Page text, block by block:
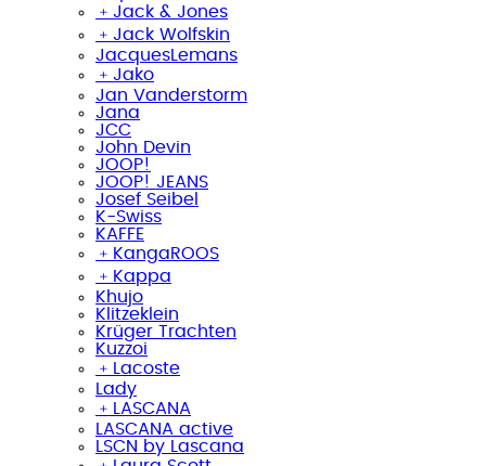
﹢ Jack & Jones
﹢ Jack Wolfskin
JacquesLemans
﹢ Jako
Jan Vanderstorm
Jana
JCC
John Devin
JOOP!
JOOP! JEANS
Josef Seibel
K-Swiss
KAFFE
﹢ KangaROOS
﹢ Kappa
Khujo
Klitzeklein
Krüger Trachten
Kuzzoi
﹢
Lacoste
Lady
﹢
LASCANA
LASCANA active
LSCN by Lascana